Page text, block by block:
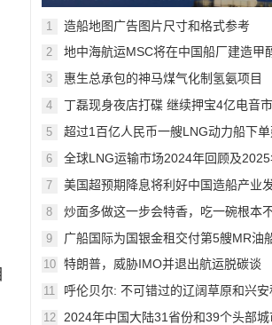
中秋节欢乐！
1 造船地图广告图片尺寸和格式参考
2
地中海航运MSC将在中国船厂建造甲
3
惠生总承包的神马煤气化制氢氨项目
4
丁磊现身夜店打碟 继续押宝4亿电音市
5
超过1百亿人民币一艘LNG动力船下
6
全球LNG运输市场2024年回顾及2025
7
美国超预期降息将利好中国造船产业
8
炒面多做这一步会特香，吃一碗根本
9 广船国际为国银金租交付第5艘MR油
10
特朗普，威胁IMO并退出航运脱碳谈
11
呼伦贝尔: 不可错过的辽阔草原和兴安
12
2024年中国大陆31省份和39个头部城